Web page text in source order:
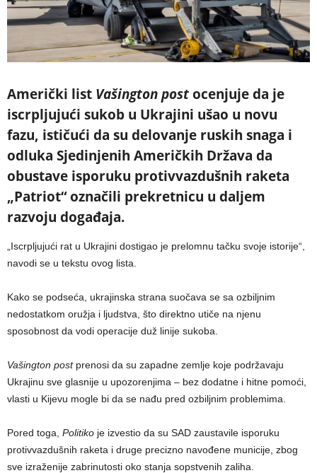
Američki list Vašington postocenjuje da je
iscrpljujući sukob u Ukrajini ušao u novu
fazu, ističući da su delovanje ruskih snaga i
odluka Sjedinjenih Američkih Država da
obustave isporuku protivvazdušnih raketa
„Patriot“ označili prekretnicu u daljem
razvoju događaja.
„Iscrpljujući rat u Ukrajini dostigao je prelomnu tačku svoje istorije“,
navodi se u tekstu ovog lista.
Kako se podseća, ukrajinska strana suočava se sa ozbiljnim
nedostatkom oružja i ljudstva, što direktno utiče na njenu
sposobnost da vodi operacije duž linije sukoba.
Vašington postprenosi da su zapadne zemlje koje podržavaju
Ukrajinu sve glasnije u upozorenjima – bez dodatne i hitne pomoći,
vlasti u Kijevu mogle bi da se nađu pred ozbiljnim problemima.
Pored toga, Politiko je izvestio da su SAD zaustavile isporuku
protivvazdušnih raketa i druge precizno navođene municije, zbog
sve izraženije zabrinutosti oko stanja sopstvenih zaliha.